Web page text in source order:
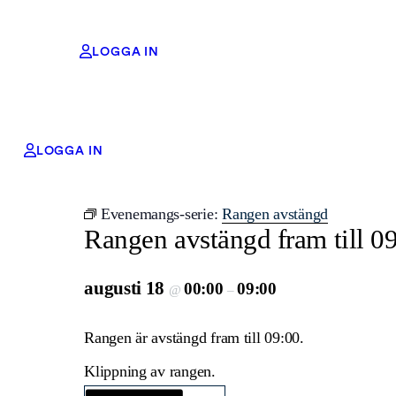
LOGGA IN
LOGGA IN
Evenemangs-serie:Rangen avstängd
Rangen avstängd fram till
augusti 18 @ 00:00–09:00
Rangen är avstängd fram till 09:00.
Klippning av rangen.